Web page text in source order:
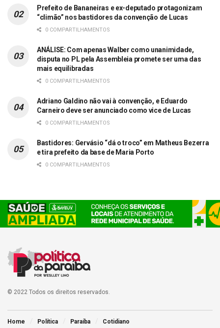
Prefeito de Bananeiras e ex-deputado protagonizam
“climão” nos bastidores da convenção de Lucas
0 COMPARTILHAMENTOS
ANÁLISE: Com apenas Walber como unanimidade,
disputa no PL pela Assembleia promete ser uma das
mais equilibradas
0 COMPARTILHAMENTOS
Adriano Galdino não vai à convenção, e Eduardo
Carneiro deve ser anunciado como vice de Lucas
0 COMPARTILHAMENTOS
Bastidores: Gervásio “dá o troco” em Matheus Bezerra
e tira prefeito da base de Maria Porto
0 COMPARTILHAMENTOS
© 2022 Todos os direitos reservados.
Home Política Paraíba Cotidiano